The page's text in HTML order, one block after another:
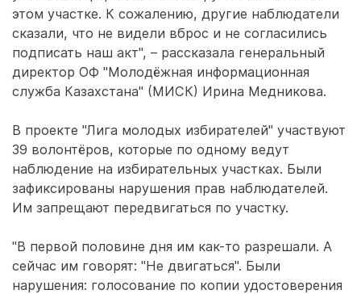
этом участке. К сожалению, другие наблюдатели
сказали, что не видели вброс и не согласились
подписать наш акт", – рассказала генеральный
директор ОФ "Молодёжная информационная
служба Казахстана" (МИСК) Ирина Медникова.
В проекте "Лига молодых избирателей" участвуют
39 волонтёров, которые по одному ведут
наблюдение на избирательных участках. Были
зафиксированы нарушения прав наблюдателей.
Им запрещают передвигаться по участку.
"В первой половине дня им как-то разрешали. А
сейчас им говорят: "Не двигаться". Были
нарушения: голосование по копии удостоверения